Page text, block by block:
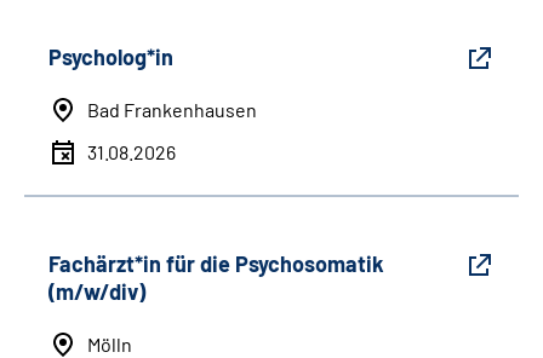
Psycholog*in
Bad Frankenhausen
31.08.2026
Fachärzt*in für die Psychosomatik
(m/w/div)
Mölln